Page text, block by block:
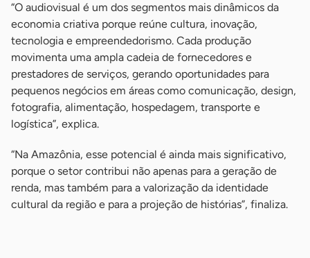
“O audiovisual é um dos segmentos mais dinâmicos da
economia criativa porque reúne cultura, inovação,
tecnologia e empreendedorismo. Cada produção
movimenta uma ampla cadeia de fornecedores e
prestadores de serviços, gerando oportunidades para
pequenos negócios em áreas como comunicação, design,
fotografia, alimentação, hospedagem, transporte e
logística”, explica.
“Na Amazônia, esse potencial é ainda mais significativo,
porque o setor contribui não apenas para a geração de
renda, mas também para a valorização da identidade
cultural da região e para a projeção de histórias”, finaliza.